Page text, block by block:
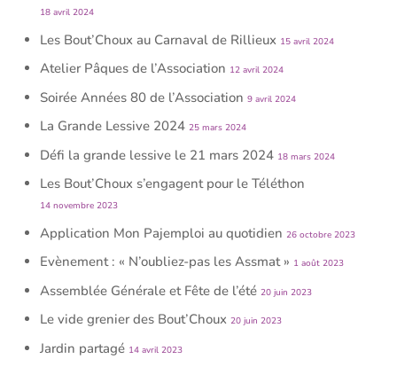
18 avril 2024
Les Bout’Choux au Carnaval de Rillieux 15 avril 2024
Atelier Pâques de l’Association 12 avril 2024
Soirée Années 80 de l’Association 9 avril 2024
La Grande Lessive 2024 25 mars 2024
Défi la grande lessive le 21 mars 2024 18 mars 2024
Les Bout’Choux s’engagent pour le Téléthon
14 novembre 2023
Application Mon Pajemploi au quotidien 26 octobre 2023
Evènement : « N’oubliez-pas les Assmat » 1 août 2023
Assemblée Générale et Fête de l’été 20 juin 2023
Le vide grenier des Bout’Choux 20 juin 2023
Jardin partagé 14 avril 2023